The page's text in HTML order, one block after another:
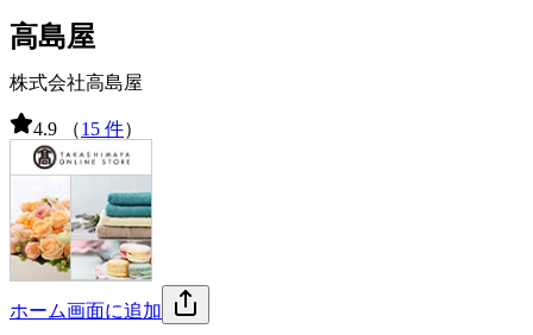
高島屋
株式会社高島屋
4.9 （15 件）
ホーム画面に追加